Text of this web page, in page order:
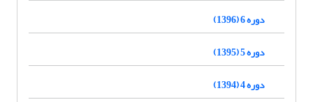
دوره 6 (1396)
دوره 5 (1395)
دوره 4 (1394)